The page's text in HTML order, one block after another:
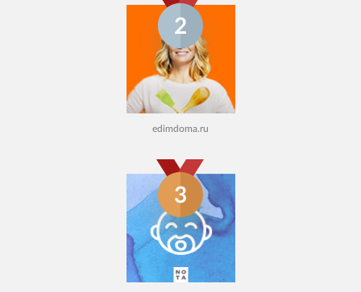
2
edimdoma.ru
3